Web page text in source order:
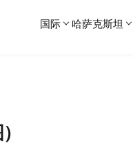
国际 哈萨克斯坦